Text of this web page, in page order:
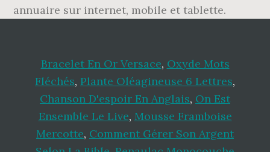
annuaire sur internet, mobile et tablette.
Bracelet En Or Versace, Oxyde Mots
Fléchés, Plante Oléagineuse 6 Lettres,
Chanson D'espoir En Anglais, On Est
Ensemble Le Live, Mousse Framboise
Mercotte, Comment Gérer Son Argent